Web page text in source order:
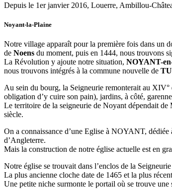
Depuis le 1er janvier 2016, Louerre, Ambillou-
Noyant-la-Plaine
Notre village apparaît pour la première fois dans un
de Noens du moment, puis en 1444, nous trouvons
La Révolution y ajoute notre situation, NOYANT-
nous trouvons intégrés à la commune nouvelle de
Au sein du bourg, la Seigneurie remonterait au
obligation d’y cuire son pain), jardins, à côté,
Le territoire de la seigneurie de Noyant dépendait
siècle.
On a connaissance d’une Eglise à NOYANT,
d’Angleterre.
Mais la construction de notre église actuelle est en
Notre église se trouvait dans l’enclos de la
La plus ancienne cloche date de 1465 et la plus
Une petite niche surmonte le portail où se trouve